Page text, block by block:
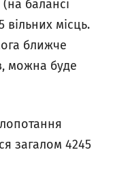
балансі
місць.
ближче
можна буде
загалом 4245